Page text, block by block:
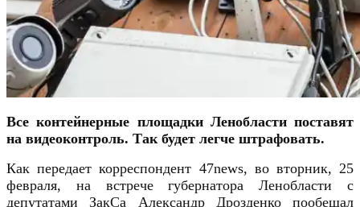
Все контейнерные площадки Ленобласти поставят
на видеоконтроль. Так будет легче штрафовать.
Как передает корреспондент 47news, во вторник, 25
февраля, на встрече губернатора Ленобласти с
депутатами ЗакСа Александр Дрозденко пообещал